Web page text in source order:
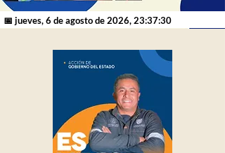
📅 jueves, 6 de agosto de 2026, 23:37:30